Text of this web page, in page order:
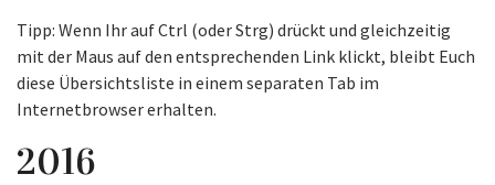
Tipp: Wenn Ihr auf Ctrl (oder Strg) drückt und gleichzeitig
mit der Maus auf den entsprechenden Link klickt, bleibt Euch
diese Übersichtsliste in einem separaten Tab im
Internetbrowser erhalten.
2016